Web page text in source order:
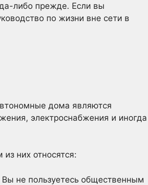
либо прежде. Если вы
по жизни вне сети в
дома являются
электроснабжения и иногда
них относятся:
Вы не пользуетесь общественным